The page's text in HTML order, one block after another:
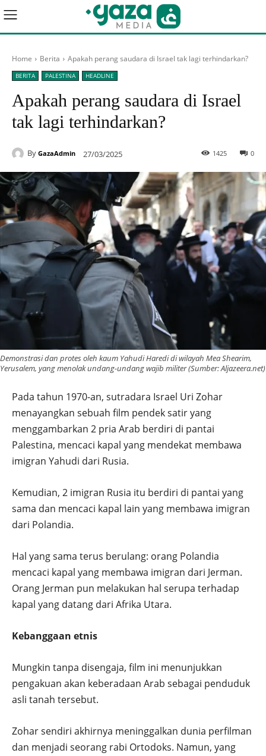
Home Berita Apakah perang saudara di Israel tak lagi terhindarkan?
BERITA PALESTINA HEADLINE
Apakah perang saudara di Israel
tak lagi terhindarkan?
By GazaAdmin 27/03/2025 0
1425
Demonstrasi dan protes oleh kaum Yahudi Haredi di wilayah Mea Shearim,
Yerusalem, yang menolak undang-undang wajib militer (Sumber: Aljazeera.net)
Pada tahun 1970-an, sutradara Israel Uri Zohar
menayangkan sebuah film pendek satir yang
menggambarkan 2 pria Arab berdiri di pantai
Palestina, mencaci kapal yang mendekat membawa
imigran Yahudi dari Rusia.
Kemudian, 2 imigran Rusia itu berdiri di pantai yang
sama dan mencaci kapal lain yang membawa imigran
dari Polandia.
Hal yang sama terus berulang: orang Polandia
mencaci kapal yang membawa imigran dari Jerman.
Orang Jerman pun melakukan hal serupa terhadap
kapal yang datang dari Afrika Utara.
Kebanggaan etnis
Mungkin tanpa disengaja, film ini menunjukkan
pengakuan akan keberadaan Arab sebagai penduduk
asli tanah tersebut.
Zohar sendiri akhirnya meninggalkan dunia perfilman
dan menjadi seorang rabi Ortodoks. Namun, yang